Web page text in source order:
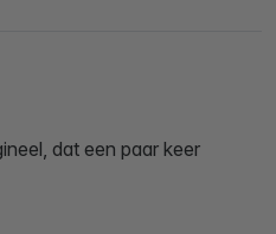
dat een paar keer